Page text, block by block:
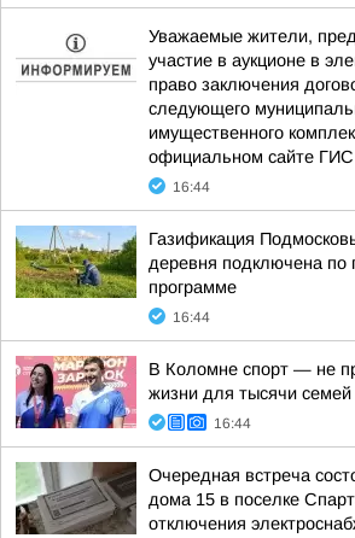
Уважаемые жители,
участие в аукционе в
право заключения
следующего
имущественного
официальном сайте ГИС
16:44
Газификация
деревня подключена по
программе
16:44
В Коломне спорт — не
жизни для тысячи семей
16:44
Очередная встреча
дома 15 в поселке
отключения